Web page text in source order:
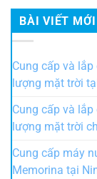
BÀI VIẾT MỚI
Cung cấp và
lượng mặt trời
Cung cấp và
lượng mặt trời
Cung cấp máy
Memorina tại